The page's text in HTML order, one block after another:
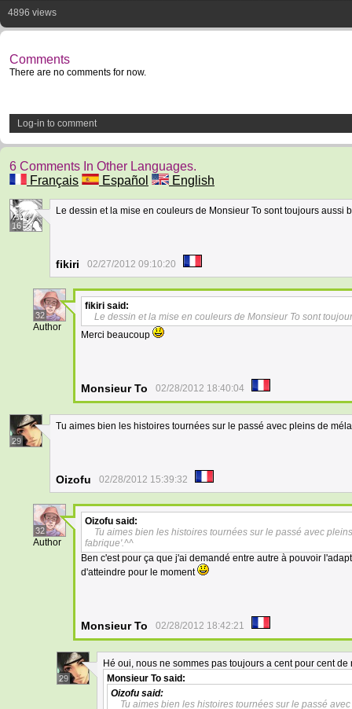
4896 views
Comments
There are no comments for now.
Log-in to comment
6 Comments In Other Languages.
Français
Español English
16
Le dessin et la mise en couleurs de Monsieur To sont toujours aussi
fikiri 02/27/2012 09:10:20
32
Author
fikiri said:
Le dessin et la mise en couleurs de Monsieur To sont
Merci beaucoup
Monsieur To 02/28/2012 18:40:04
29
Tu aimes bien les histoires tournées sur le passé avec pleins de
Oizofu 02/28/2012 15:39:32
32
Author
Oizofu said:
Tu aimes bien les histoires tournées sur le passé avec
fabrique'.^^
Ben c'est pour ça que j'ai demandé entre autre à pouvoir
d'atteindre pour le moment
Monsieur To 02/28/2012 18:42:21
29
Hé oui, nous ne sommes pas toujours a cent pour cent
Monsieur To said:
Oizofu said:
Tu aimes bien les histoires tournées sur le passé